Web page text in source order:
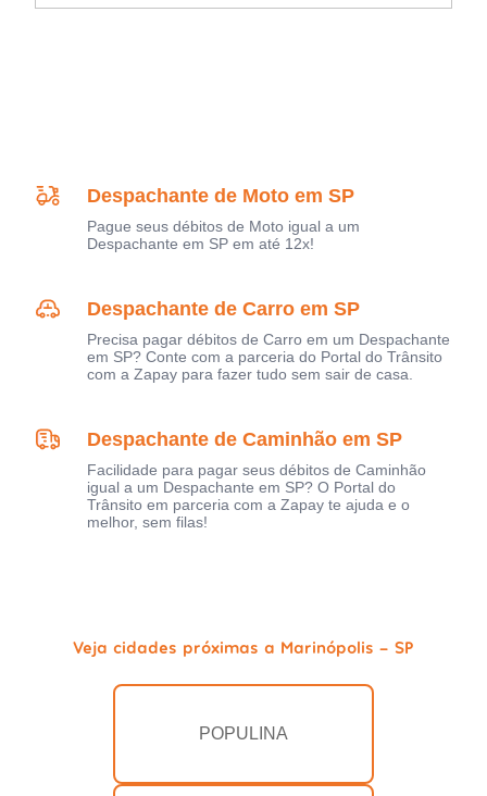
Despachante de Moto em SP
Pague seus débitos de Moto igual a um
Despachante em SP em até 12x!
Despachante de Carro em SP
Precisa pagar débitos de Carro em um Despachante
em SP? Conte com a parceria do Portal do Trânsito
com a Zapay para fazer tudo sem sair de casa.
Despachante de Caminhão em SP
Facilidade para pagar seus débitos de Caminhão
igual a um Despachante em SP? O Portal do
Trânsito em parceria com a Zapay te ajuda e o
melhor, sem filas!
Veja cidades próximas a Marinópolis - SP
POPULINA